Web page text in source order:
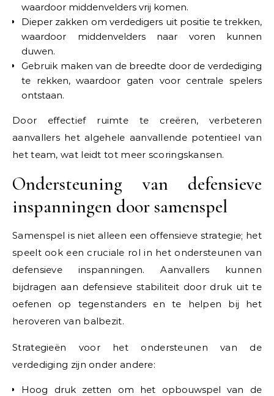
waardoor middenvelders vrij komen.
Dieper zakken om verdedigers uit positie te trekken,
waardoor middenvelders naar voren kunnen
duwen.
Gebruik maken van de breedte door de verdediging
te rekken, waardoor gaten voor centrale spelers
ontstaan.
Door effectief ruimte te creëren, verbeteren
aanvallers het algehele aanvallende potentieel van
het team, wat leidt tot meer scoringskansen.
Ondersteuning van defensieve
inspanningen door samenspel
Samenspel is niet alleen een offensieve strategie; het
speelt ook een cruciale rol in het ondersteunen van
defensieve inspanningen. Aanvallers kunnen
bijdragen aan defensieve stabiliteit door druk uit te
oefenen op tegenstanders en te helpen bij het
heroveren van balbezit.
Strategieën voor het ondersteunen van de
verdediging zijn onder andere:
Hoog druk zetten om het opbouwspel van de